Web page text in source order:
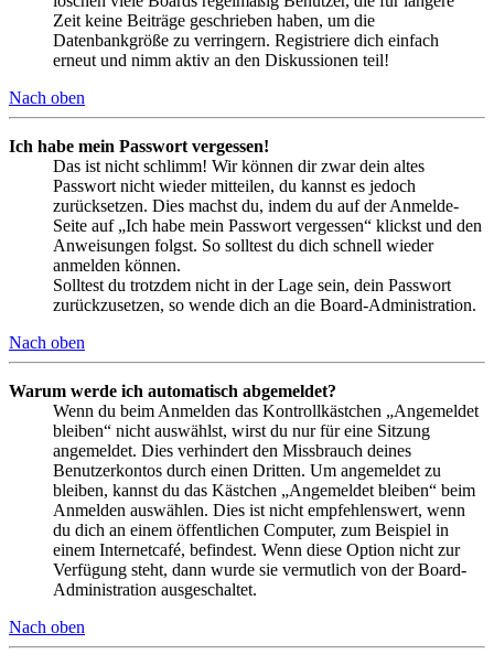
Zeit keine Beiträge geschrieben haben, um die
Datenbankgröße zu verringern. Registriere dich einfach
erneut und nimm aktiv an den Diskussionen teil!
Nach oben
Ich habe mein Passwort vergessen!
Das ist nicht schlimm! Wir können dir zwar dein altes
Passwort nicht wieder mitteilen, du kannst es jedoch
zurücksetzen. Dies machst du, indem du auf der Anmelde-
Seite auf „Ich habe mein Passwort vergessen“ klickst und den
Anweisungen folgst. So solltest du dich schnell wieder
anmelden können.
Solltest du trotzdem nicht in der Lage sein, dein Passwort
zurückzusetzen, so wende dich an die Board-Administration.
Nach oben
Warum werde ich automatisch abgemeldet?
Wenn du beim Anmelden das Kontrollkästchen „Angemeldet
bleiben“ nicht auswählst, wirst du nur für eine Sitzung
angemeldet. Dies verhindert den Missbrauch deines
Benutzerkontos durch einen Dritten. Um angemeldet zu
bleiben, kannst du das Kästchen „Angemeldet bleiben“ beim
Anmelden auswählen. Dies ist nicht empfehlenswert, wenn
du dich an einem öffentlichen Computer, zum Beispiel in
einem Internetcafé, befindest. Wenn diese Option nicht zur
Verfügung steht, dann wurde sie vermutlich von der Board-
Administration ausgeschaltet.
Nach oben